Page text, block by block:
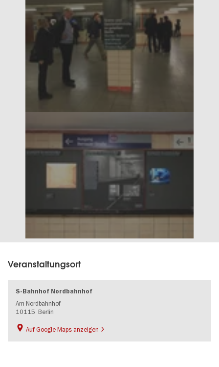
Veranstaltungsort
S-Bahnhof Nordbahnhof
Am Nordbahnhof
10115 Berlin
Auf Google Maps anzeigen